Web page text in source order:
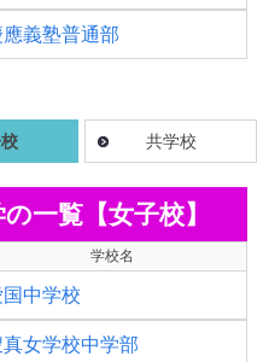
應義塾普通部
共学校
一覧【女子校】
学校名
国中学校
真女学校中学部